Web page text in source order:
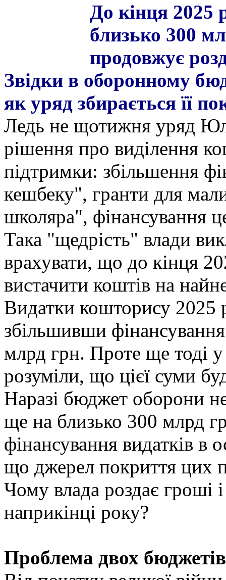
До кінця 2025
близько 300
продовжує
Звідки в оборонному
як уряд збирається її
Ледь не щотижня уряд
рішення про виділення
підтримки: збільшення
кешбеку", гранти для
школяра", фінансування
Така "щедрість" влади
врахувати, що до кінця
вистачити коштів на
Видатки кошторису 2025
збільшивши
млрд грн. Проте ще тоді у
розуміли, що цієї суми
Наразі бюджет оборони
ще на близько 300 млрд
фінансування видатків в
що джерел покриття цих
Чому влада роздає гроші
наприкінці року?
Проблема двох бюджетів